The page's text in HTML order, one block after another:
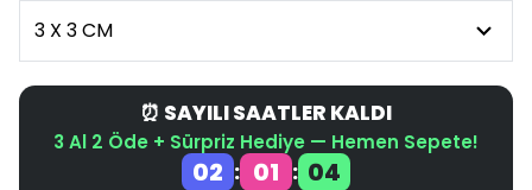
⏰ SAYILI SAATLER KALDI
3 Al 2 Öde + Sürpriz Hediye — Hemen Sepete!
02 : 01 : 04